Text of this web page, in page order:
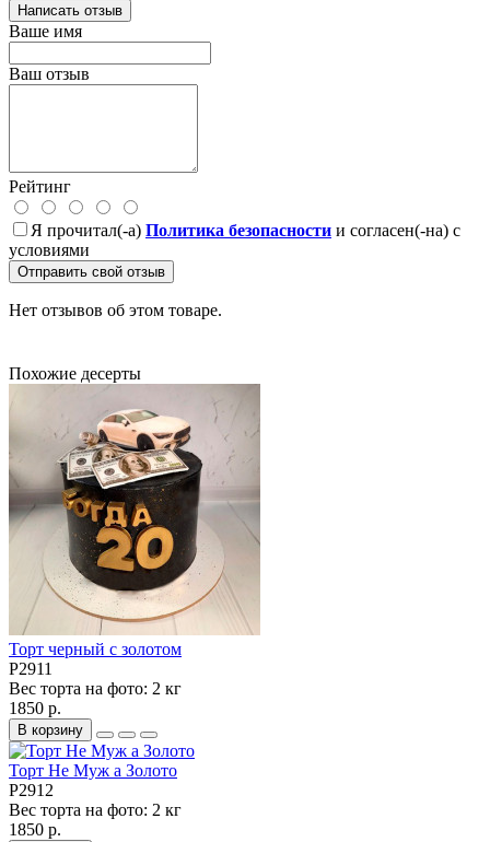
Написать отзыв
Ваше имя
Ваш отзыв
Рейтинг
Я прочитал(-а) Политика безопасности и согласен(-на) с
условиями
Отправить свой отзыв
Нет отзывов об этом товаре.
Похожие десерты
Торт черный с золотом
P2911
Вес торта на фото: 2 кг
1850 р.
В корзину
Торт Не Муж а Золото
P2912
Вес торта на фото: 2 кг
1850 р.